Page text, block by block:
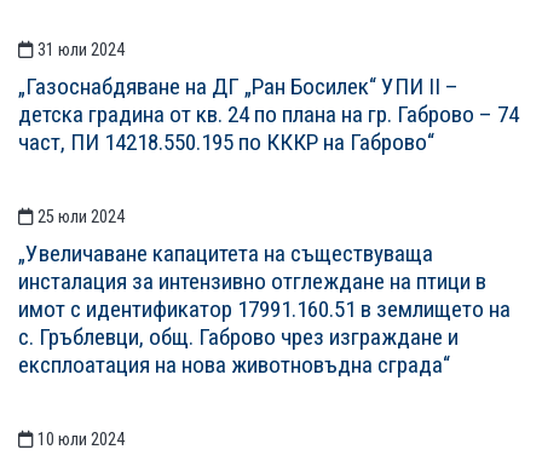
31 юли 2024
„Газоснабдяване на ДГ „Ран Босилек“ УПИ II –
детска градина от кв. 24 по плана на гр. Габрово – 74
част, ПИ 14218.550.195 по КККР на Габрово“
25 юли 2024
„Увеличаване капацитета на съществуваща
инсталация за интензивно отглеждане на птици в
имот с идентификатор 17991.160.51 в землището на
с. Гръблевци, общ. Габрово чрез изграждане и
експлоатация на нова животновъдна сграда“
10 юли 2024